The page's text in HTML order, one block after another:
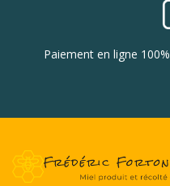
Paiement en ligne